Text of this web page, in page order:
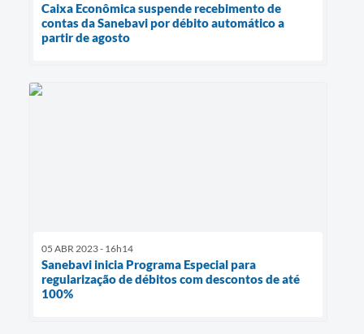
Caixa Econômica suspende recebimento de
contas da Sanebavi por débito automático a
partir de agosto
05 ABR 2023 - 16h14
Sanebavi inicia Programa Especial para
regularização de débitos com descontos de até
100%